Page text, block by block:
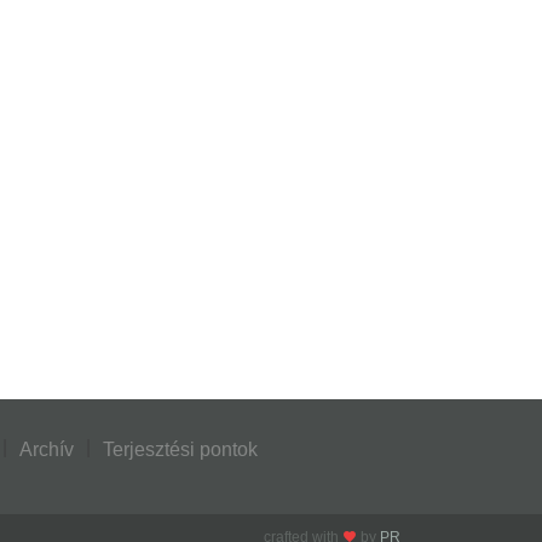
Archív Terjesztési pontok
crafted with by PR